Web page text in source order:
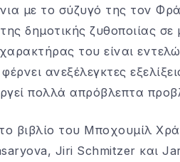
με το σύζυγό της τον
δημοτικής ζυθοποιίας
του είναι
ανεξέλεγκτες
πολλά απρόβλεπτα
βιβλίο του Μποχουμίλ
Jiri Schmitzer και